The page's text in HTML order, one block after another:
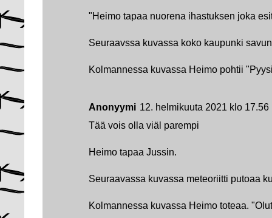
"Heimo tapaa nuorena ihastuksen joka
Seuraavssa kuvassa koko kaupunki
Kolmannessa kuvassa Heimo pohtii
Anonyymi 12. helmikuuta 2021 klo 17.56
Tää vois olla viäl parempi
Heimo tapaa Jussin.
Seuraavassa kuvassa meteoriitti putoaa
Kolmannessa kuvassa Heimo toteaa.